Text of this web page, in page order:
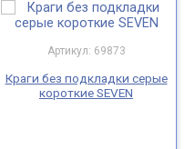
Артикул: 69873
Краги без подкладки серые
короткие SEVEN